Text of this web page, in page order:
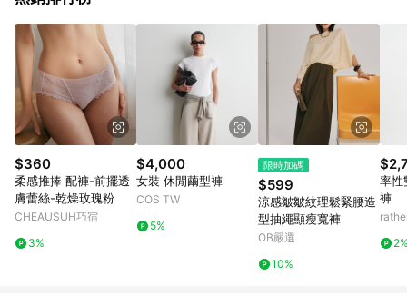
$360
柔感推捧 配褲-前擺透
膚蕾絲-乾燥玫瑰粉
CHEAUSUH巧宿
3%
$4,000
女裝 休閒繭型褲
COS TW
5%
限時加碼
$599
涼感皺皺紋理鬆緊腰造
型抽繩顯瘦寬褲
OB嚴選
10%
率性
褲